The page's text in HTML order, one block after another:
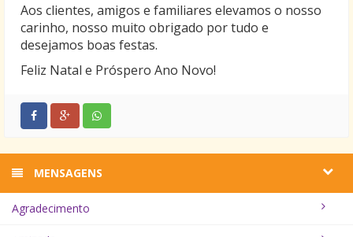
Aos clientes, amigos e familiares elevamos o nosso
carinho, nosso muito obrigado por tudo e
desejamos boas festas.
Feliz Natal e Próspero Ano Novo!
MENSAGENS
Agradecimento